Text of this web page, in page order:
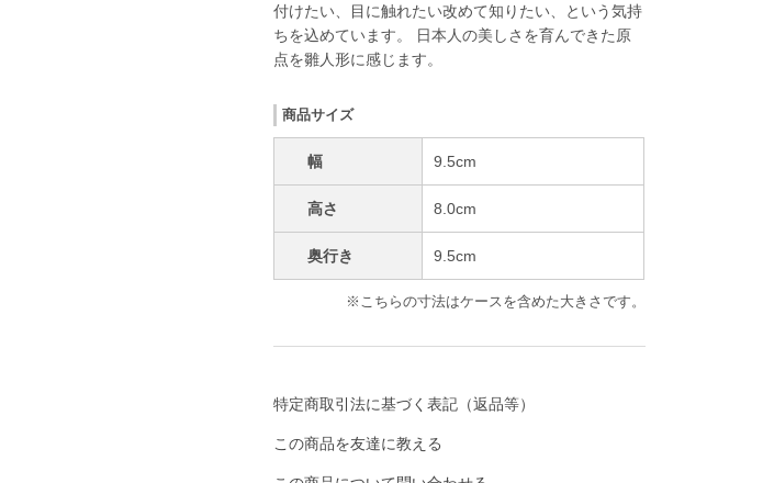
付けたい、目に触れたい改めて知りたい、という気持
ちを込めています。 日本人の美しさを育んできた原
点を雛人形に感じます。
商品サイズ
幅 9.5cm
高さ 8.0cm
奥行き 9.5cm
※こちらの寸法はケースを含めた大きさです。
特定商取引法に基づく表記（返品等）
この商品を友達に教える